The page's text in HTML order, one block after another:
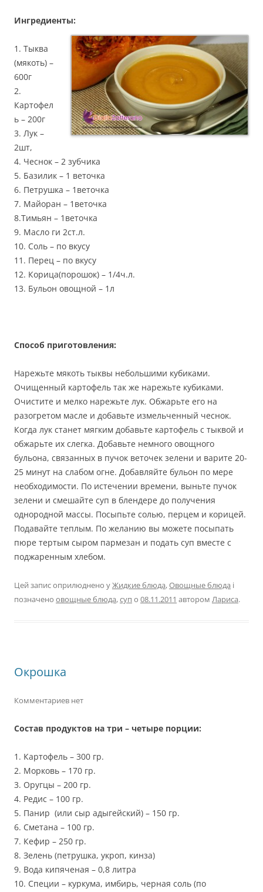
Ингредиенты:
1. Тыква
(мякоть) –
600г
2.
Картофел
ь – 200г
3. Лук –
2шт,
4. Чеснок – 2 зубчика
5. Базилик – 1 веточка
6. Петрушка – 1веточка
7. Майоран – 1веточка
8.Тимьян – 1веточка
9. Масло ги 2ст.л.
10. Соль – по вкусу
11. Перец – по вкусу
12. Корица(порошок) – 1/4ч.л.
13. Бульон овощной – 1л
Способ приготовления:
Нарежьте мякоть тыквы небольшими кубиками.
Очищенный картофель так же нарежьте кубиками.
Очистите и мелко нарежьте лук. Обжарьте его на
разогретом масле и добавьте измельченный чеснок.
Когда лук станет мягким добавьте картофель с тыквой и
обжарьте их слегка. Добавьте немного овощного
бульона, связанных в пучок веточек зелени и варите 20-
25 минут на слабом огне. Добавляйте бульон по мере
необходимости. По истечении времени, выньте пучок
зелени и смешайте суп в блендере до получения
однородной массы. Посыпьте солью, перцем и корицей.
Подавайте теплым. По желанию вы можете посыпать
пюре тертым сыром пармезан и подать суп вместе с
поджаренным хлебом.
Цей запис оприлюднено уЖидкие блюда,Овощные блюда і
позначено овощные блюда,суп о 08.11.2011 автором Лариса.
Окрошка
Комментариев нет
Состав продуктов на три – четыре порции:
1. Картофель – 300 гр.
2. Морковь – 170 гр.
3. Оругцы – 200 гр.
4. Редис – 100 гр.
5. Панир (или сыр адыгейский) – 150 гр.
6. Сметана – 100 гр.
7. Кефир – 250 гр.
8. Зелень (петрушка, укроп, кинза)
9. Вода кипяченая – 0,8 литра
10. Специи – куркума, имбирь, черная соль (по